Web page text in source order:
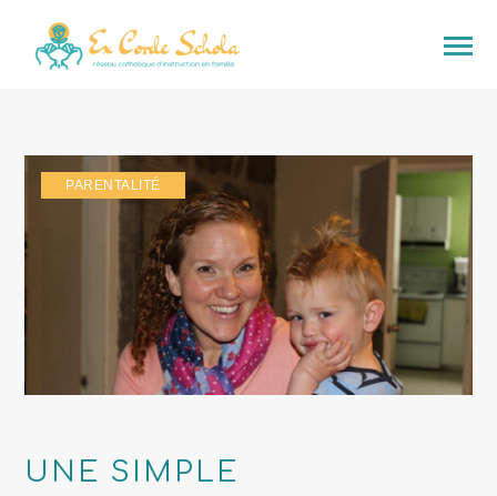
PARENTALITÉ
UNE SIMPLE